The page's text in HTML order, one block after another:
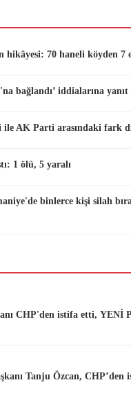
hikâyesi: 70 haneli köyden 7
bağlandı’ iddialarına yanıt
ile AK Parti arasındaki fark
1 ölü, 5 yaralı
binlerce kişi silah
CHP'den istifa etti, YENİ
Tanju Özcan, CHP’den